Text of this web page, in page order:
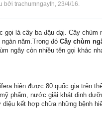
bởi trachumngaylh, 23/4/16.
gọi là cây ba đậu dạị. Cây
năm.Trong đó Cây chùm
ngây còn nhiều tên gọi khác
hiện được 80 quốc gia trên
phẩm, nước giải khát dinh
kết hợp chữa những bệnh